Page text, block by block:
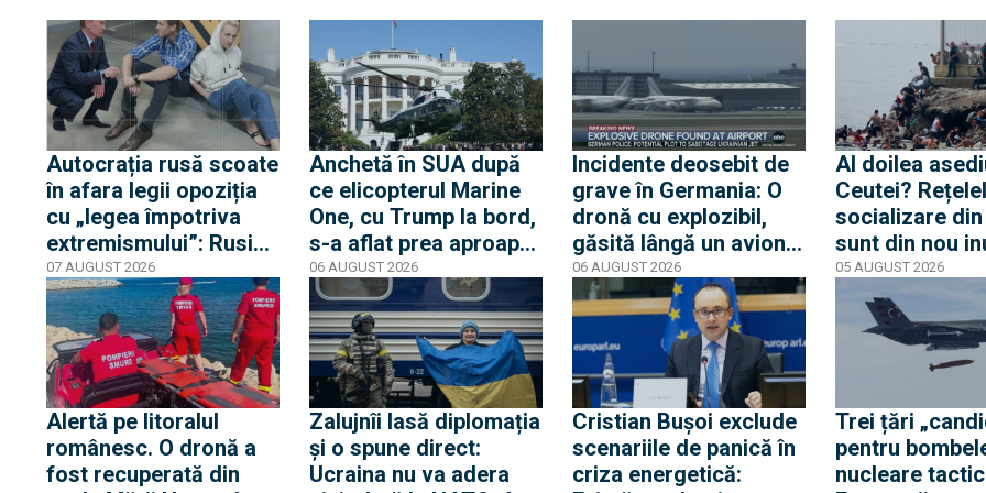
Autocrația rusă scoate
în afara legii opoziția
cu „legea împotriva
extremismului”: Rusia
declară „indizerabilă”
fundația Iuliei Navalnia,
soția opozantului
Aleksei Navalnîi, ucis
în închisorile siberiene
07 AUGUST 2026
Anchetă în SUA după
ce elicopterul Marine
One, cu Trump la bord,
s-a aflat prea aproape
de un avion de linie.
Casa Albă transmite
că Trump nu s-a aflat
niciun moment în
pericol
06 AUGUST 2026
Incidente deosebit de
grave în Germania: O
dronă cu explozibil,
găsită lângă un avion
ucrainean, în timp ce
un alt avion de marfă
care anula aterizarea a
lovit o a doua dronă
06 AUGUST 2026
Al doilea
Ceutei?
socializare
sunt din nou
de mesaje
nouă
orașul spaniol
05 AUGUST 2026
Alertă pe litoralul
românesc. O dronă a
fost recuperată din
Zalujnîi lasă diplomația
și o spune direct:
Ucraina nu va adera
Cristian Bușoi exclude
scenariile de panică în
criza energetică:
Trei țări
pentru
nucleare